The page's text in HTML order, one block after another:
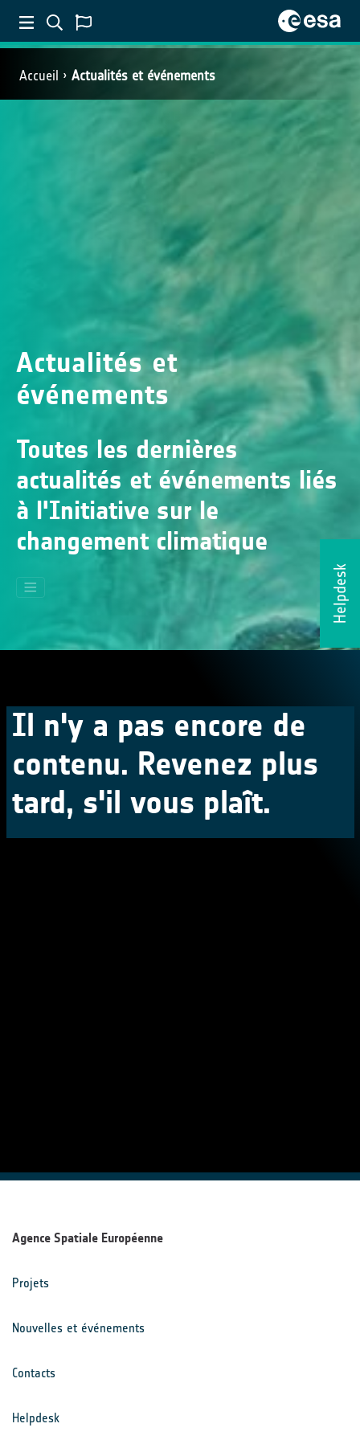
Accueil Actualités et événements
Helpdesk
Actualités et
événements
Toutes les dernières
actualités et événements liés
à l'Initiative sur le
changement climatique
Il n'y a pas encore de
contenu. Revenez plus
tard, s'il vous plaît.
Agence Spatiale Européenne
Projets
Nouvelles et événements
Contacts
Helpdesk